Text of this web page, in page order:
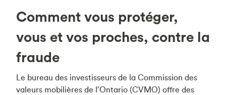
Comment vous protéger,
vous et vos proches, contre la
fraude
Le bureau des investisseurs de la Commission des
valeurs mobilières de l’Ontario (CVMO) offre des